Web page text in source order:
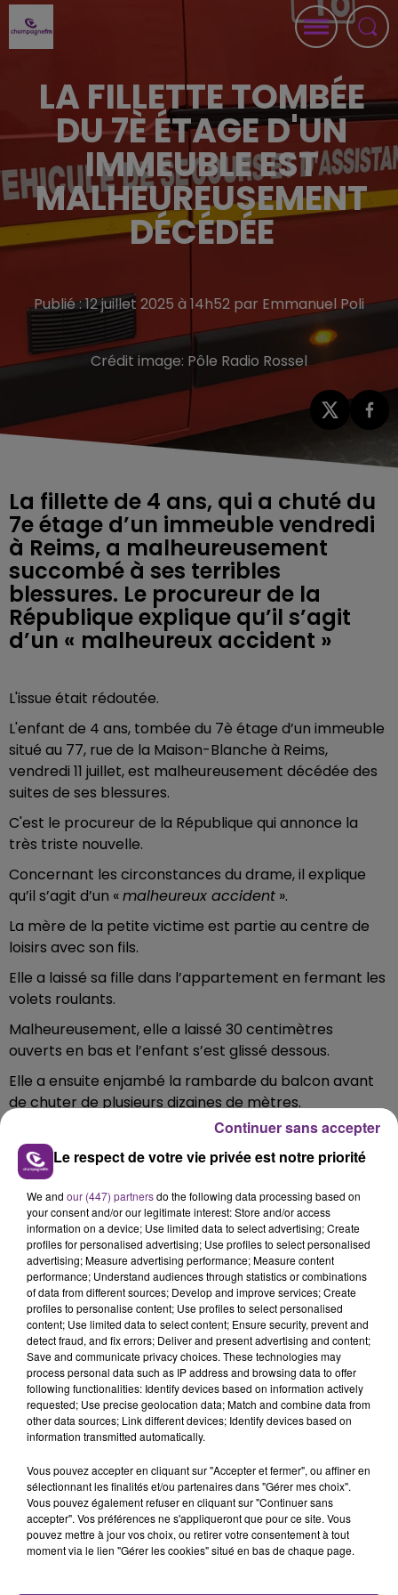
LA FILLETTE TOMBÉE
DU 7È ÉTAGE D'UN
IMMEUBLE EST
MALHEUREUSEMENT
DÉCÉDÉE
Publié : 12 juillet 2025 à 14h52 par Emmanuel Poli
Crédit image: Pôle Radio Rossel
La fillette de 4 ans, qui a chuté du
7e étage d’un immeuble vendredi
à Reims, a malheureusement
succombé à ses terribles
blessures. Le procureur de la
République explique qu’il s’agit
L'issue était rédoutée.
L'enfant de 4 ans, tombée du 7è étage d’un immeuble
situé au 77, rue de la Maison-Blanche à Reims,
vendredi 11 juillet, est malheureusement décédée des
suites de ses blessures.
C'est le procureur de la République qui annonce la
très triste nouvelle.
Concernant les circonstances du drame, il explique
qu’il s’agit d’un «malheureux accident ».
La mère de la petite victime est partie au centre de
loisirs avec son fils.
Elle a laissé sa fille dans l’appartement en fermant les
volets roulants.
Malheureusement, elle a laissé 30 centimètres
ouverts en bas et l’enfant s’est glissé dessous.
Elle a ensuite enjambé la rambarde du balcon avant
de chuter de plusieurs dizaines de mètres.
En arrêt cardio-respiratoire, à l’arrivée de secours, la
fillette avait été transportée au Centre hospitalier
universitaire de Reims.
FIL D'ACTU
11h37
TOUJOURS À L'ARRÊT
Cela fait déjà une semaine que la centrale
nucléaire ardennaise est à l'arrêt. Une situation
justifiée par la sécheresse intense qui est toujours
présente.
Le respect de votre vie privée est notre priorité
We and our (447) partnersdo the following data processing based on
your consent and/or our legitimate interest: Store and/or access
information on a device; Use limited data to select advertising; Create
profiles for personalised advertising; Use profiles to select personalised
advertising; Measure advertising performance; Measure content
performance; Understand audiences through statistics or combinations
of data from different sources; Develop and improve services; Create
profiles to personalise content; Use profiles to select personalised
content; Use limited data to select content; Ensure security, prevent and
detect fraud, and fix errors; Deliver and present advertising and content;
Save and communicate privacy choices. These technologies may
process personal data such as IP address and browsing data to offer
following functionalities: Identify devices based on information actively
requested; Use precise geolocation data; Match and combine data from
other data sources; Link different devices; Identify devices based on
information transmitted automatically.
Vous pouvez accepter en cliquant sur "Accepter et fermer", ou affiner en
sélectionnant les finalités et/ou partenaires dans "Gérer mes choix".
Vous pouvez également refuser en cliquant sur "Continuer sans
accepter". Vos préférences ne s'appliqueront que pour ce site. Vous
pouvez mettre à jour vos choix, ou retirer votre consentement à tout
moment via le lien "Gérer les cookies" situé en bas de chaque page.
Continuer sans accepter